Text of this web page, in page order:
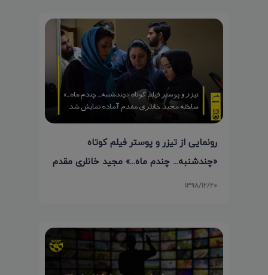
رونمایی از تیزر و پوستر فیلم کوتاه
«چندشنبه... چندم ماه...» مجید خانلری مقدم
۱۳۹۸/۱۲/۲۰